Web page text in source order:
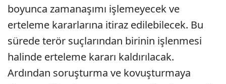
boyunca zamanaşımı işlemeyecek ve
erteleme kararlarına itiraz edilebilecek. Bu
sürede terör suçlarından birinin işlenmesi
halinde erteleme kararı kaldırılacak.
Ardından soruşturma ve kovuşturmaya